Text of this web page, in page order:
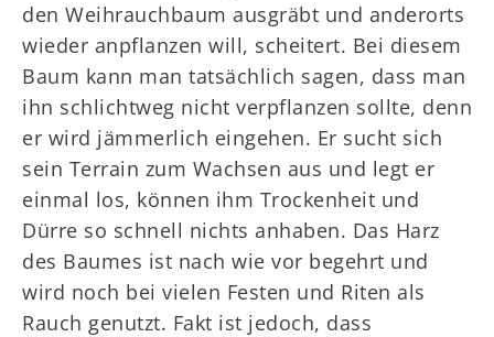
den Weihrauchbaum ausgräbt und anderorts
wieder anpflanzen will, scheitert. Bei diesem
Baum kann man tatsächlich sagen, dass man
ihn schlichtweg nicht verpflanzen sollte, denn
er wird jämmerlich eingehen. Er sucht sich
sein Terrain zum Wachsen aus und legt er
einmal los, können ihm Trockenheit und
Dürre so schnell nichts anhaben. Das Harz
des Baumes ist nach wie vor begehrt und
wird noch bei vielen Festen und Riten als
Rauch genutzt. Fakt ist jedoch, dass